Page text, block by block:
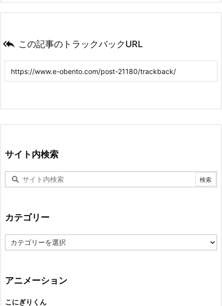
 この記事のトラックバックURL
サイト内検索
カテゴリー
テ
ー
アニメーション
こにぎりくん